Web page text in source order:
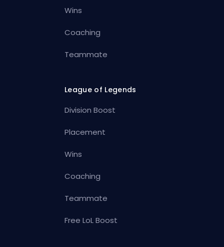
Wins
Coaching
Teammate
League of Legends
Division Boost
Placement
Wins
Coaching
Teammate
Free LoL Boost